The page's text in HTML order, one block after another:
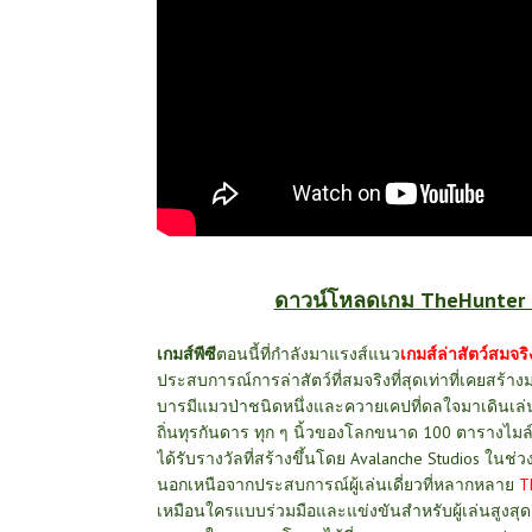
ดาวน์โหลดเกม
เกมส์พีซีตอนนี้ที่กำลังมาแรงส์แนวเกมส์ล่าสัตว์สมจริ
ประสบการณ์การล่าสัตว์ที่สมจริงที่สุดเท่าที่เคยสร้าง
บารมีแมวป่าชนิดหนึ่งและควายเคปที่ดลใจมาเดินเ
ถิ่นทุรกันดาร ทุก ๆ นิ้วของโลกขนาด 100 ตารางไม
ได้รับรางวัลที่สร้างขึ้นโดย Avalanche Studios ในช่ว
นอกเหนือจากประสบการณ์ผู้เล่นเดี่ยวที่หลากหลาย
เหมือนใครแบบร่วมมือและแข่งขันสำหรับผู้เล่นสูง